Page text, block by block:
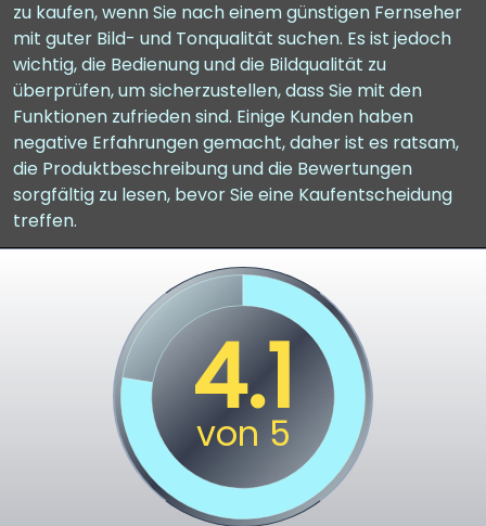
zu kaufen, wenn Sie nach einem günstigen Fernseher
mit guter Bild- und Tonqualität suchen. Es ist jedoch
wichtig, die Bedienung und die Bildqualität zu
überprüfen, um sicherzustellen, dass Sie mit den
Funktionen zufrieden sind. Einige Kunden haben
negative Erfahrungen gemacht, daher ist es ratsam,
die Produktbeschreibung und die Bewertungen
sorgfältig zu lesen, bevor Sie eine Kaufentscheidung
treffen.